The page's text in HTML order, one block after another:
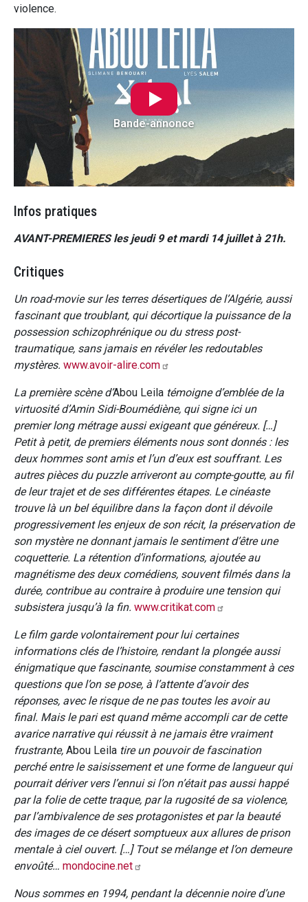
violence.
Bande-annonce
Infos pratiques
AVANT-PREMIERES les jeudi 9 et mardi 14 juillet à 21h.
Critiques
Un road-movie sur les terres désertiques de l’Algérie, aussi
fascinant que troublant, qui décortique la puissance de la
possession schizophrénique ou du stress post-
traumatique, sans jamais en révéler les redoutables
mystères. www.avoir-alire.com
La première scène d’Abou Leila témoigne d’emblée de la
virtuosité d’Amin Sidi-Boumédiène, qui signe ici un
premier long métrage aussi exigeant que généreux. […]
Petit à petit, de premiers éléments nous sont donnés : les
deux hommes sont amis et l’un d’eux est souffrant. Les
autres pièces du puzzle arriveront au compte-goutte, au fil
de leur trajet et de ses différentes étapes. Le cinéaste
trouve là un bel équilibre dans la façon dont il dévoile
progressivement les enjeux de son récit, la préservation de
son mystère ne donnant jamais le sentiment d’être une
coquetterie. La rétention d’informations, ajoutée au
magnétisme des deux comédiens, souvent filmés dans la
durée, contribue au contraire à produire une tension qui
subsistera jusqu’à la fin. www.critikat.com
Le film garde volontairement pour lui certaines
informations clés de l’histoire, rendant la plongée aussi
énigmatique que fascinante, soumise constamment à ces
questions que l’on se pose, à l’attente d’avoir des
réponses, avec le risque de ne pas toutes les avoir au
final. Mais le pari est quand même accompli car de cette
avarice narrative qui réussit à ne jamais être vraiment
frustrante, Abou Leila tire un pouvoir de fascination
perché entre le saisissement et une forme de langueur qui
pourrait dériver vers l’ennui si l’on n’était pas aussi happé
par la folie de cette traque, par la rugosité de sa violence,
par l’ambivalence de ses protagonistes et par la beauté
des images de ce désert somptueux aux allures de prison
mentale à ciel ouvert. […] Tout se mélange et l’on demeure
envoûté… mondocine.net
Nous sommes en 1994, pendant la décennie noire d’une